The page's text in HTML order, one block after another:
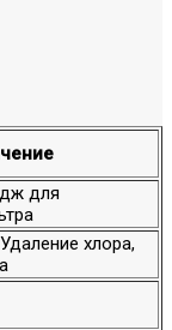
для
хлора,